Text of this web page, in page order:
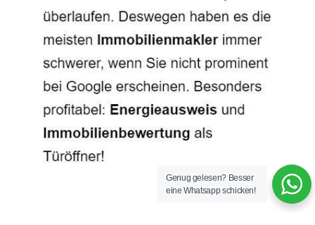
Genug gelesen? Besser
eine Whatsapp schicken!